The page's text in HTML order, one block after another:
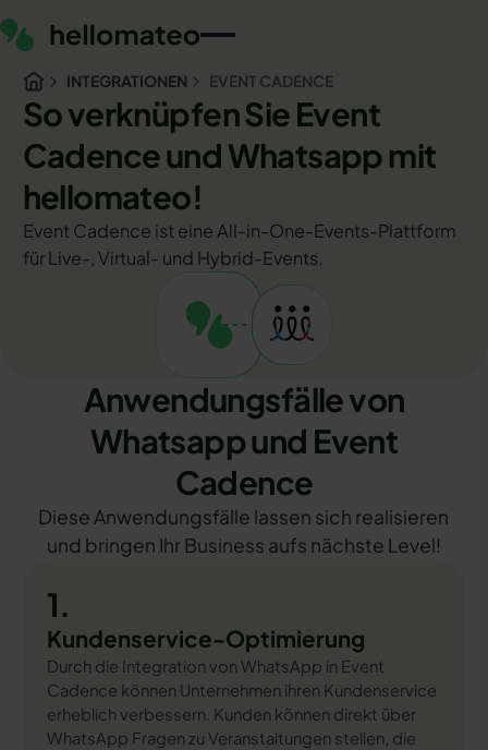
INTEGRATIONEN EVENT CADENCE
So verknüpfen Sie Event
Cadence und Whatsapp mit
hellomateo!
Event Cadence ist eine All-in-One-Events-Plattform
für Live-, Virtual- und Hybrid-Events.
Anwendungsfälle von
Whatsapp und Event
Cadence
Diese Anwendungsfälle lassen sich realisieren
und bringen Ihr Business aufs nächste Level!
1.
Kundenservice-Optimierung
Durch die Integration von WhatsApp in Event
Cadence können Unternehmen ihren Kundenservice
erheblich verbessern. Kunden können direkt über
WhatsApp Fragen zu Veranstaltungen stellen, die